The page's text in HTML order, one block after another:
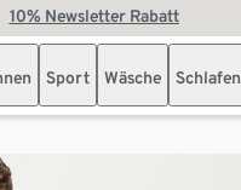
10% Newsletter Rabatt
Sport Wäsche Schlafen